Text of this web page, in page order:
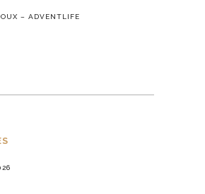
– ADVENTLIFE